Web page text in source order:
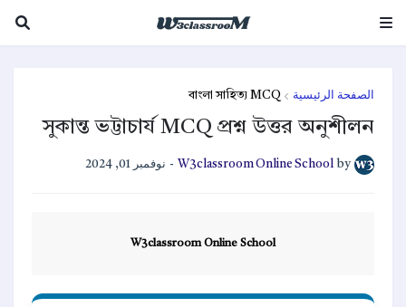
الصفحة الرئيسية বাংলা সাহিত্য MCQ
সুকান্ত ভট্টাচার্য MCQ প্রশ্ন উত্তর অনুশীলন
by
W3classroom Online School
- نوفمبر 01, 2024
W3classroom Online School